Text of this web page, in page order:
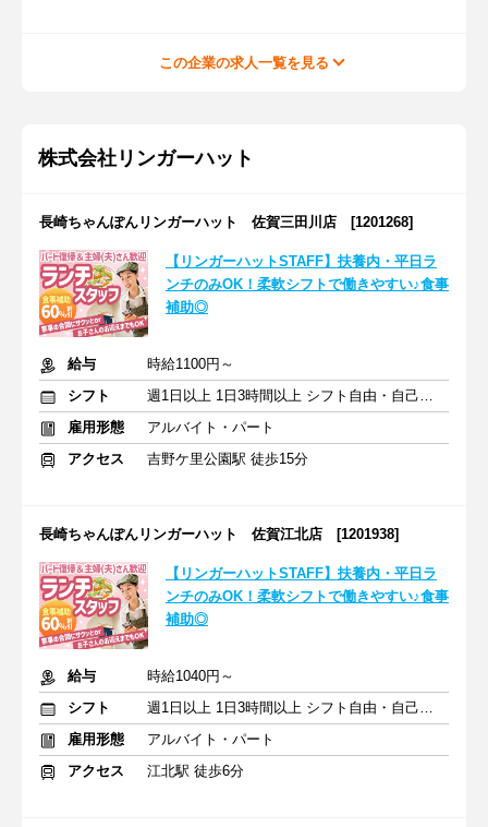
この企業の求人一覧を見る
株式会社リンガーハット
長崎ちゃんぽんリンガーハット 佐賀三田川店 [1201268]
【リンガーハットSTAFF】扶養内・平日ラ
ンチのみOK！柔軟シフトで働きやすい♪食事
補助◎
給与
時給1100円～
シフト
週1日以上 1日3時間以上 シフト自由・自己申告
雇用形態
アルバイト・パート
アクセス
吉野ケ里公園駅 徒歩15分
長崎ちゃんぽんリンガーハット 佐賀江北店 [1201938]
【リンガーハットSTAFF】扶養内・平日ラ
ンチのみOK！柔軟シフトで働きやすい♪食事
補助◎
給与
時給1040円～
シフト
週1日以上 1日3時間以上 シフト自由・自己申告
雇用形態
アルバイト・パート
アクセス
江北駅 徒歩6分